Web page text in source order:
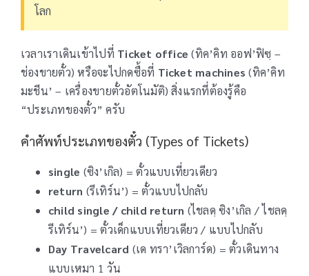
โลก
เวลาเราเดินเข้าไปที่ Ticket office (ทิค’คิท ออฟ’ฟิซฺ –
ช่องขายตั๋ว) หรือจะไปกดซื้อที่ Ticket machines (ทิค’คิท
มะชีน’ – เครื่องขายตั๋วอัตโนมัติ) สิ่งแรกที่ต้องรู้คือ
“ประเภทของตั๋ว” ครับ
คำศัพท์ประเภทของตั๋ว (Types of Tickets)
single (ซิง’เกิล) = ตั๋วแบบเที่ยวเดียว
return (รีเทิร์น’) = ตั๋วแบบไปกลับ
child single / child return (ไชลดฺ ซิง’เกิล / ไชลดฺ
รีเทิร์น’) = ตั๋วเด็กแบบเที่ยวเดียว / แบบไปกลับ
Day Travelcard (เด ทรา’เวิลการ์ด) = ตั๋วเดินทาง
แบบเหมา 1 วัน